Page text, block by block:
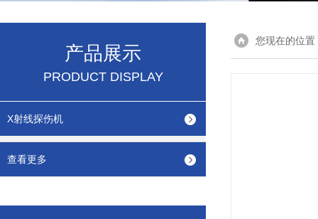
产品展示
PRODUCT DISPLAY
X射线探伤机
查看更多
您现在的位置